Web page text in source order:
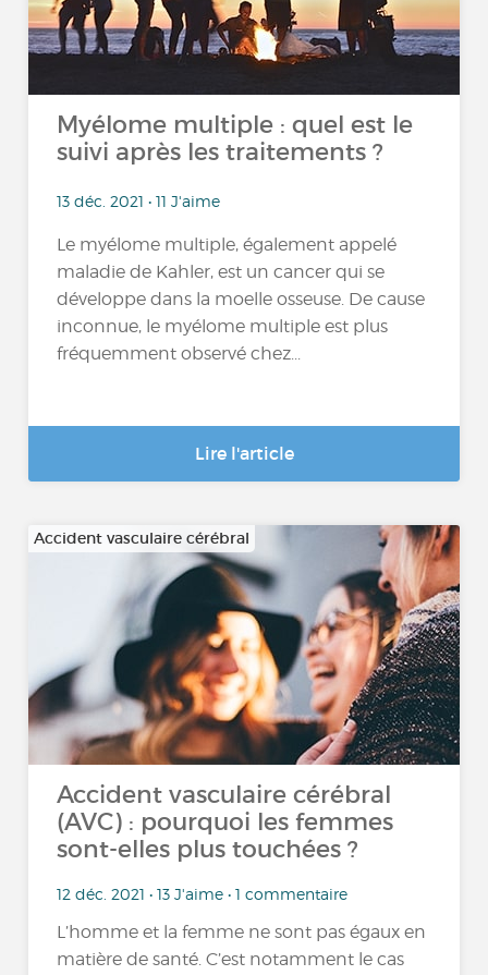
Myélome multiple : quel est le
suivi après les traitements ?
13 déc. 2021 • 11 J'aime
Le myélome multiple, également appelé
maladie de Kahler, est un cancer qui se
développe dans la moelle osseuse. De cause
inconnue, le myélome multiple est plus
fréquemment observé chez...
Lire l'article
Accident vasculaire cérébral
Accident vasculaire cérébral
(AVC) : pourquoi les femmes
sont-elles plus touchées ?
12 déc. 2021 • 13 J'aime • 1 commentaire
L’homme et la femme ne sont pas égaux en
matière de santé. C’est notamment le cas